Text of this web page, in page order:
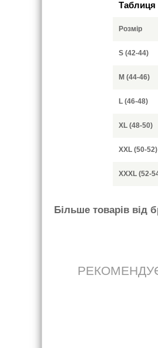
Таблиця
Розмір
S (42-44)
M (44-46)
L (46-48)
XL (48-50)
XXL (50-52)
XXXL (52-
Бiльше товарiв вiд